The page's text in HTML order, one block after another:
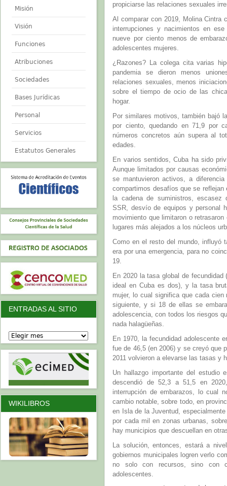
propiciarse las relaciones sexuales
Al comparar con 2019, Molina Cintra
interrupciones y nacimientos en
nueve por ciento menos de
adolescentes mujeres.
¿Razones? La colega cita varias
pandemia se dieron menos
relaciones sexuales, menos
sobre el tiempo de ocio de las
hogar.
Por similares motivos, también bajó
por ciento, quedando en 71,9 por
números concretos aún supera al
edades.
En varios sentidos, Cuba ha sido
Aunque limitados por causas
se mantuvieron activos, a
compartimos desafíos que se
la cadena de suministros,
SSR, desvío de equipos y personal
movimiento que limitaron o
lugares más alejados a los núcleos
Como en el resto del mundo, influyó
era por una emergencia, para no
19.
En 2020 la tasa global de
ideal en Cuba es dos), y la tasa
mujer, lo cual significa que cada
siguiente, y si 18 de ellas se
adolescencia, con todos los riesgos
nada halagüeñas.
En 1970, la fecundidad adolescente
fue de 46,5 (en 2006) y se creyó que
2011 volvieron a elevarse las tasas y
Un hallazgo importante del estudio
descendió de 52,3 a 51,5 en
interrupción de embarazos, lo cual
cambio notable, sobre todo, en
en Isla de la Juventud,
por cada mil en zonas urbanas,
hay municipios que descuellan en
La solución, entonces, estará a
gobiernos municipales logren verlo
no solo con recursos, sino con
adolescentes.
Misión
Visión
Funciones
Atribuciones
Sociedades
Bases Jurídicas
Personal
Servicios
Estatutos Generales
ENTRADAS AL SITIO
WIKILIBROS